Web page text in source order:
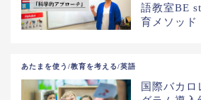
語教室BE
育メソッド
あたまを使う/教育を考える/英語
国際バカロ